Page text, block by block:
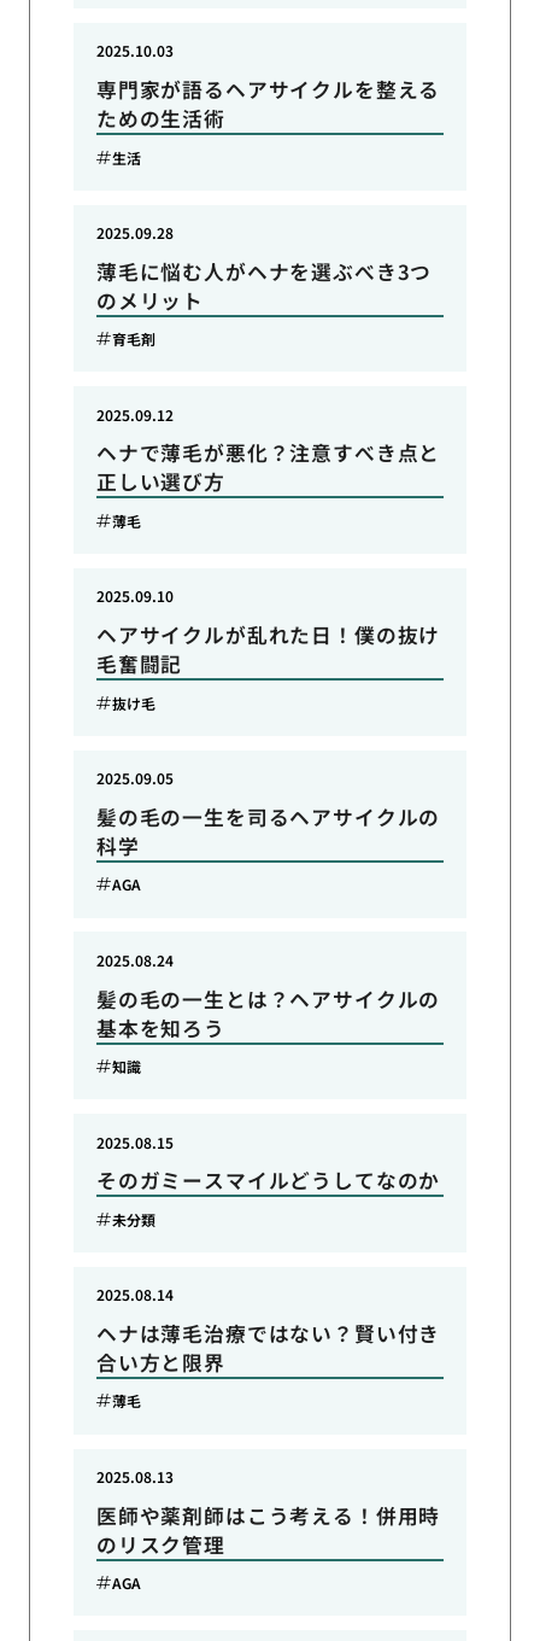
専門家が語るヘアサイクルを整える
ための生活術
2025.10.03
生活
薄毛に悩む人がヘナを選ぶべき3つ
のメリット
2025.09.28
育毛剤
ヘナで薄毛が悪化？注意すべき点と
正しい選び方
2025.09.12
薄毛
ヘアサイクルが乱れた日！僕の抜け
毛奮闘記
2025.09.10
抜け毛
髪の毛の一生を司るヘアサイクルの
科学
2025.09.05
AGA
髪の毛の一生とは？ヘアサイクルの
基本を知ろう
2025.08.24
知識
そのガミースマイルどうしてなのか
2025.08.15
未分類
ヘナは薄毛治療ではない？賢い付き
合い方と限界
2025.08.14
薄毛
医師や薬剤師はこう考える！併用時
のリスク管理
2025.08.13
AGA